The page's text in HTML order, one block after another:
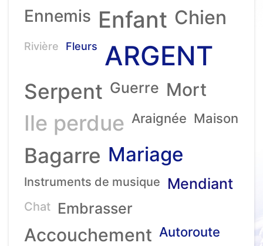
Ennemis Enfant Chien
Rivière Fleurs ARGENT
Serpent Guerre Mort
Ile perdue Araignée Maison
Bagarre Mariage
Instruments de musique Mendiant
Chat Embrasser
Accouchement Autoroute